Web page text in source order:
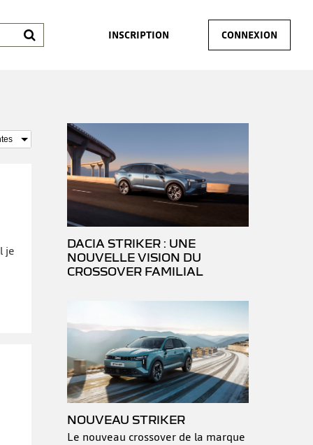
INSCRIPTION CONNEXION
je
DACIA STRIKER : UNE
NOUVELLE VISION DU
CROSSOVER FAMILIAL
NOUVEAU STRIKER
Le nouveau crossover de la marque